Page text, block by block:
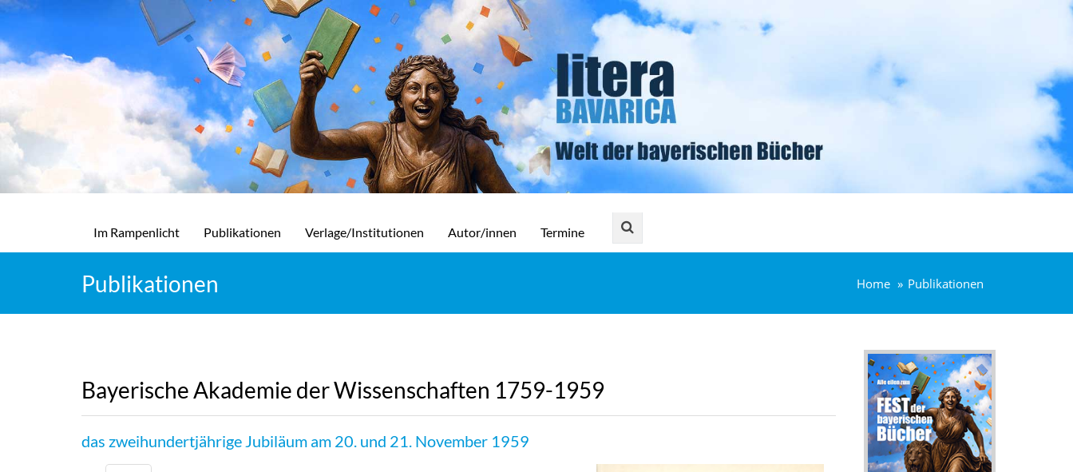
Im Rampenlicht Publikationen Verlage/Institutionen Autor/innen Termine
Publikationen Home Publikationen
Bayerische Akademie der Wissenschaften 1759-1959
das zweihundertjährige Jubiläum am 20. und 21. November 1959